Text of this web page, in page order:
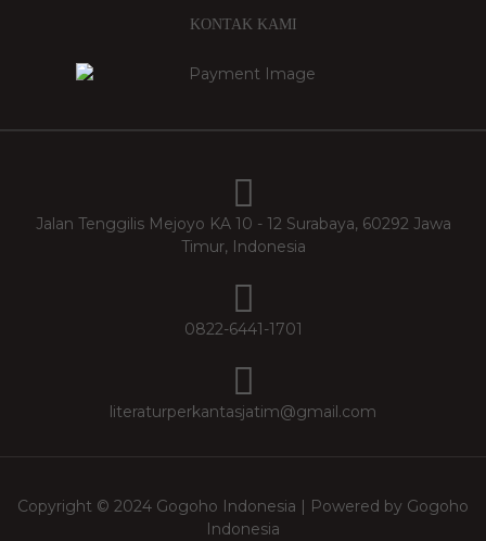
KONTAK KAMI
Jalan Tenggilis Mejoyo KA 10 - 12 Surabaya, 60292 Jawa
Timur, Indonesia
0822-6441-1701
literaturperkantasjatim@gmail.com
Copyright © 2024 Gogoho Indonesia | Powered by Gogoho
Indonesia